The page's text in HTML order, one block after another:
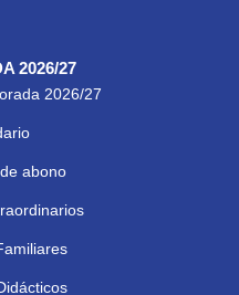
2026/27
2026/27
abono